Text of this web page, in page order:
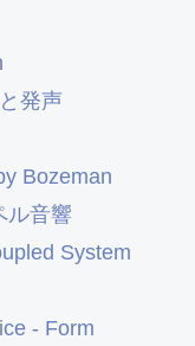
発声
Bozeman
ル音響
System
- Form